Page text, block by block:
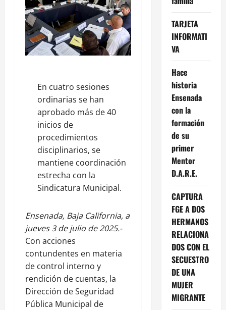
En cuatro sesiones
ordinarias se han
aprobado más de 40
inicios de
procedimientos
disciplinarios, se
mantiene coordinación
estrecha con la
Sindicatura Municipal.
Ensenada, Baja California, a
jueves 3 de julio de 2025.-
Con acciones
contundentes en materia
de control interno y
rendición de cuentas, la
Dirección de Seguridad
Pública Municipal de
TARJETA
INFORMATI
VA
Hace
historia
Ensenada
con la
formación
de su
primer
Mentor
D.A.R.E.
CAPTURA
FGE A DOS
HERMANOS
RELACIONA
DOS CON EL
SECUESTRO
DE UNA
MUJER
MIGRANTE